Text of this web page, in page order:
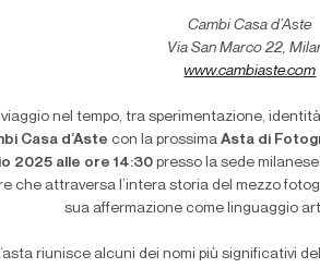
Cambi Casa d’Aste
Via San Marco 22,
www.cambiaste.com
viaggio nel tempo, tra sperimentazione,
Casa d’Aste con la prossimaAsta di
2025 alle ore 14:30 presso la sede
che attraversa l’intera storia del mezzo
sua affermazione come linguaggio
riunisce alcuni dei nomi più significativi